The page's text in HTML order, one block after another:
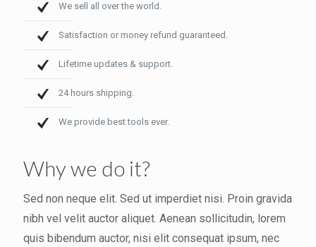
We sell all over the world.
Satisfaction or money refund guaranteed.
Lifetime updates & support.
24 hours shipping.
We provide best tools ever.
Why we do it?
Sed non neque elit. Sed ut imperdiet nisi. Proin gravida
nibh vel velit auctor aliquet. Aenean sollicitudin, lorem
quis bibendum auctor, nisi elit consequat ipsum, nec